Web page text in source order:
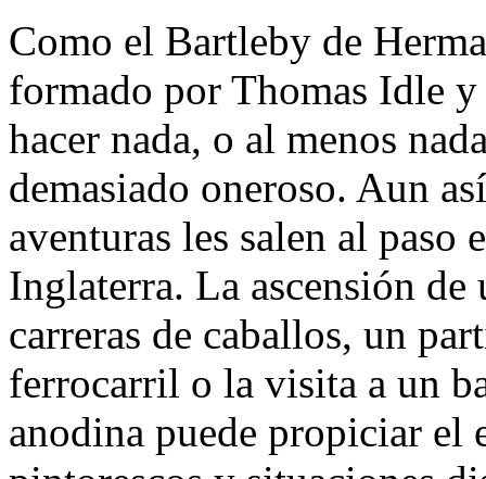
Como el Bartleby de
formado por Thomas Idle
hacer nada, o al menos
demasiado oneroso. Aun
aventuras les salen al paso
Inglaterra. La ascensión de
carreras de caballos, un
ferrocarril o la visita a un
anodina puede propiciar el